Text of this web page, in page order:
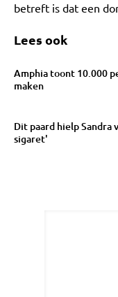
betreft is dat een
Lees ook
Amphia toont 10.000
maken
Dit paard hielp
sigaret'